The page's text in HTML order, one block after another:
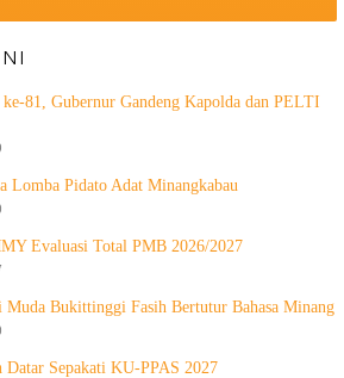
81, Gubernur Gandeng Kapolda dan PELTI
Lomba Pidato Adat Minangkabau
Evaluasi Total PMB 2026/2027
Muda Bukittinggi Fasih Bertutur Bahasa Minang
Datar Sepakati KU-PPAS 2027